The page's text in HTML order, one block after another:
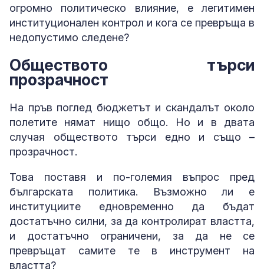
огромно политическо влияние, е легитимен
институционален контрол и кога се превръща в
недопустимо следене?
Обществото търси
прозрачност
На пръв поглед бюджетът и скандалът около
полетите нямат нищо общо. Но и в двата
случая обществото търси едно и също –
прозрачност.
Това поставя и по-големия въпрос пред
българската политика. Възможно ли е
институциите едновременно да бъдат
достатъчно силни, за да контролират властта,
и достатъчно ограничени, за да не се
превръщат самите те в инструмент на
властта?